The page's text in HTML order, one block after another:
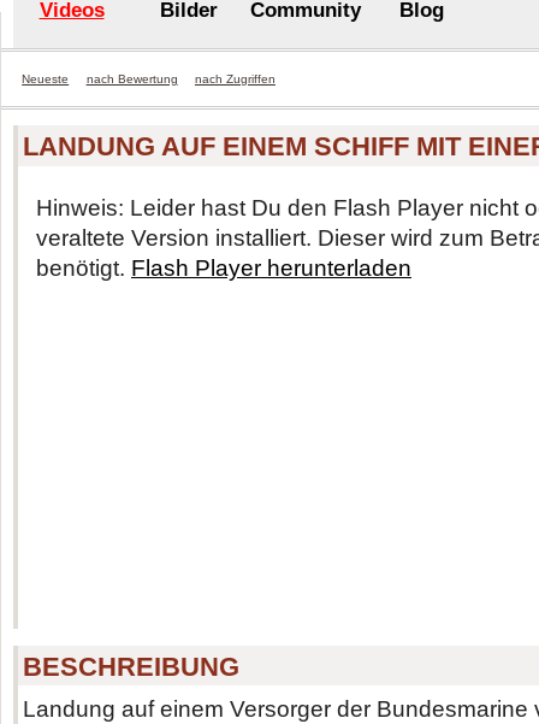
Videos Bilder Community Blog
Neueste nach Bewertung nach Zugriffen
LANDUNG AUF EINEM SCHIFF MIT
Hinweis: Leider hast Du den Flash Player nicht
veraltete Version installiert. Dieser wird zum
benötigt. Flash Player herunterladen
BESCHREIBUNG
Landung auf einem Versorger der Bundesmarine